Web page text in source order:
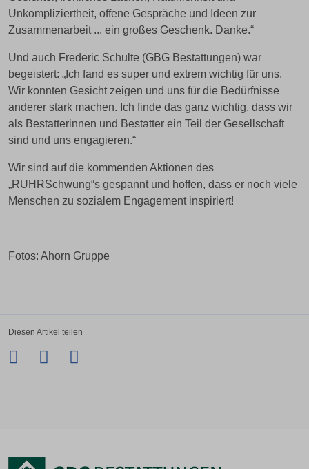
Unkompliziertheit, offene Gespräche und Ideen zur
Zusammenarbeit ... ein großes Geschenk. Danke.“
Und auch Frederic Schulte (GBG Bestattungen) war
begeistert: „Ich fand es super und extrem wichtig für uns.
Wir konnten Gesicht zeigen und uns für die Bedürfnisse
anderer stark machen. Ich finde das ganz wichtig, dass wir
als Bestatterinnen und Bestatter ein Teil der Gesellschaft
sind und uns engagieren.“
Wir sind auf die kommenden Aktionen des
„RUHRSchwung“s gespannt und hoffen, dass er noch viele
Menschen zu sozialem Engagement inspiriert!
Fotos: Ahorn Gruppe
Diesen Artikel teilen